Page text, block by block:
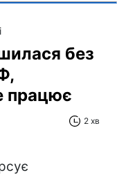
без
працює
2 хв